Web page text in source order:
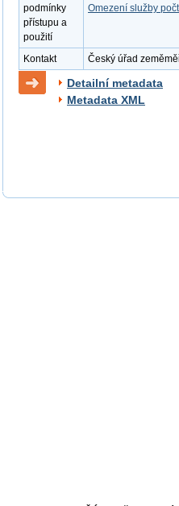
podmínky
přístupu a
použití
Omezení služby
Kontakt Český úřad
Detailní metadata
Metadata XML